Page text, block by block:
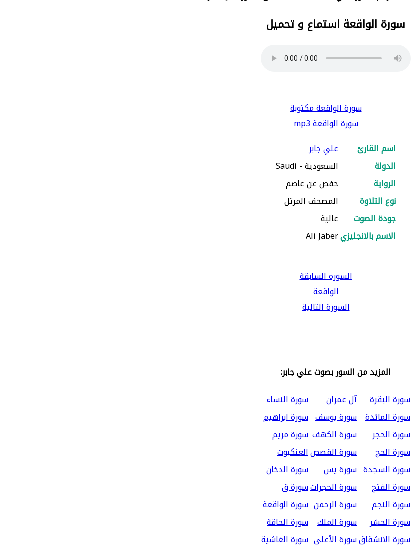
سورة الواقعة استماع و تحميل
سورة الواقعة مكتوبة
سورة الواقعة mp3
اسم القارئ
علي جابر
الدولة
السعودية - Saudi
الرواية
حفص عن عاصم
نوع التلاوة
المصحف المرتل
جودة الصوت
عالية
الاسم بالانجليزيAli Jaber
السورة السابقة
الواقعة
السورة التالية
المزيد من السور بصوت علي جابر:
سورة البقرة
آل عمران
سورة النساء
سورة المائدة سورة يوسف سورة ابراهيم
سورة الحجر
سورة الكهف سورة مريم
سورة الحج
سورة القصصالعنكبوت
سورة السجدة سورة يس
سورة الدخان
سورة الفتح
سورة الحجراتسورة ق
سورة النجم
سورة الرحمن سورة الواقعة
سورة الحشر
سورة الملك سورة الحاقة
سورة الانشقاقسورة الأعلى سورة الغاشية